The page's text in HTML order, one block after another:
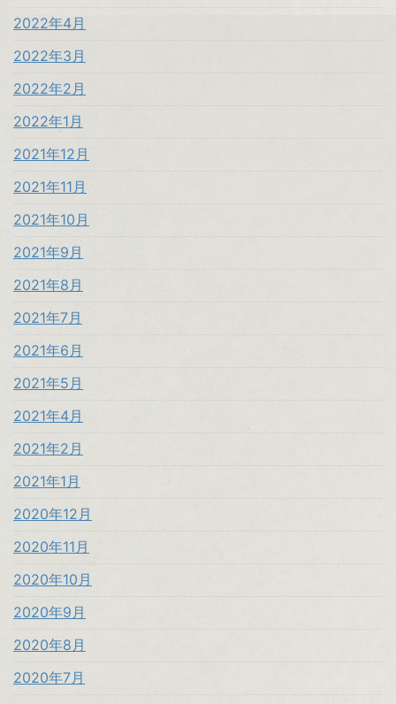
2022年4月
2022年3月
2022年2月
2022年1月
2021年12月
2021年11月
2021年10月
2021年9月
2021年8月
2021年7月
2021年6月
2021年5月
2021年4月
2021年2月
2021年1月
2020年12月
2020年11月
2020年10月
2020年9月
2020年8月
2020年7月